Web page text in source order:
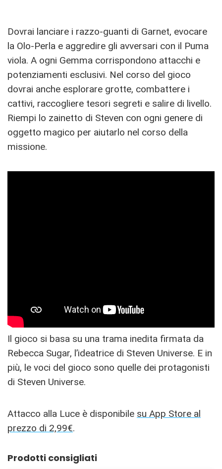
Dovrai lanciare i razzo-guanti di Garnet, evocare
la Olo-Perla e aggredire gli avversari con il Puma
viola. A ogni Gemma corrispondono attacchi e
potenziamenti esclusivi. Nel corso del gioco
dovrai anche esplorare grotte, combattere i
cattivi, raccogliere tesori segreti e salire di livello.
Riempi lo zainetto di Steven con ogni genere di
oggetto magico per aiutarlo nel corso della
missione.
Il gioco si basa su una trama inedita firmata da
Rebecca Sugar, l’ideatrice di Steven Universe. E in
più, le voci del gioco sono quelle dei protagonisti
di Steven Universe.
Attacco alla Luce è disponibile su App Store al
prezzo di 2,99€.
Prodotti consigliati